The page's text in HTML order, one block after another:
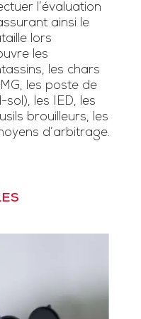
l’évaluation
ainsi le
lors
les
les chars
les poste de
les IED, les
brouilleurs, les
d’arbitrage.